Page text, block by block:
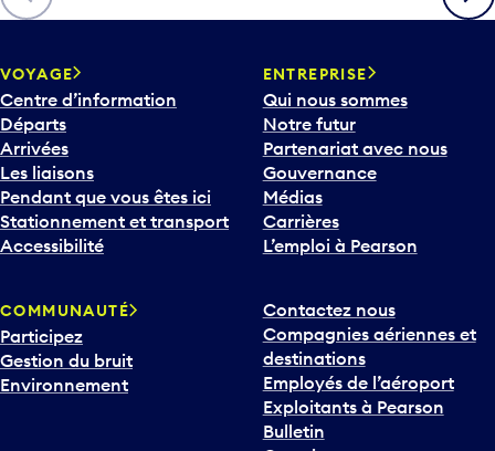
Centre d’information
Départs
Arrivées
Les liaisons
Pendant que vous êtes ici
Stationnement et transport
Accessibilité
Qui nous sommes
Notre futur
Partenariat avec nous
Gouvernance
Médias
Carrières
L’emploi à Pearson
Participez
Gestion du bruit
Environnement
Compagnies aériennes et
destinations
Employés de l’aéroport
Exploitants à Pearson
Bulletin
Ce qui se passe